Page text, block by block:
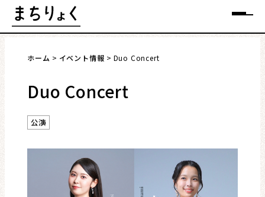
Skip
to
メニュー
イベント情報
ホーム イベント情報 Duo Concert
Duo Concert
公演